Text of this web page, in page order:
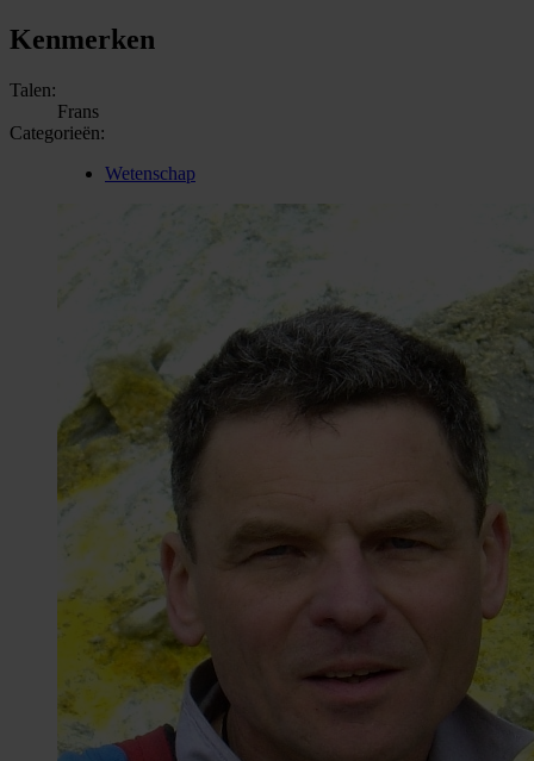
Kenmerken
Talen:
Frans
Categorieën:
Wetenschap